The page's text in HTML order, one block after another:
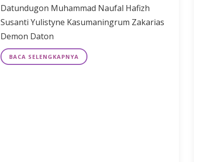
Datundugon Muhammad Naufal Hafizh
Susanti Yulistyne Kasumaningrum Zakarias
Demon Daton
BACA SELENGKAPNYA